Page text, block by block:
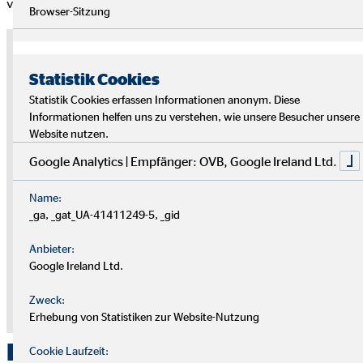
vorstellen.
Das perfekte Match
An dieser Stelle nutzen wir die Dienste von Drittanbietern, um Ihnen
weitere Informationen zur Verfügung stellen zu können. Die Inhalte
werden nur mit Ihrer Einwilligung eingeblendet. Je nach Sitz des
Anbieters können Ihre personenbezogenen Daten dabei auch in
einem Drittland verarbeitet werden, ohne dass dort ein
angemessenes Datenschutzniveau gewährleistet werden kann.
einverstanden sind. Weitere Informationen finden Sie in der
Datenschutzerklärung.
Zustimmung zum "YouTube" Cookie um
Datenschutz | Impressum
Browser-Sitzung
Statistik Cookies
Statistik Cookies erfassen Informationen anonym. Diese
Informationen helfen uns zu verstehen, wie unsere Besucher unsere
Website nutzen.
Google Analytics | Empfänger: OVB, Google Ireland Ltd.
Name:
_ga, _gat_UA-41411249-5, _gid
Anbieter:
Google Ireland Ltd.
Zweck:
Erhebung von Statistiken zur Website-Nutzung
Cookie Laufzeit: